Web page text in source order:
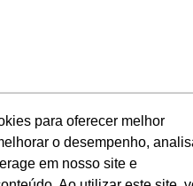
para oferecer melhor
o desempenho,
em nosso site e